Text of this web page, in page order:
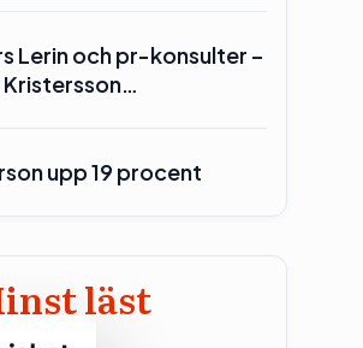
Lerin och pr-konsulter –
Kristersson…
upp 19 procent
läst